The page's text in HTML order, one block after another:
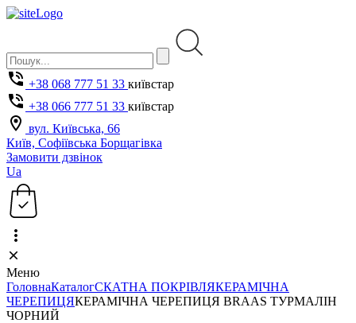
+38 068 777 51 33 київстар
+38 066 777 51 33 київстар
вул. Київська, 66
Київ, Софіївська Борщагівка
Замовити дзвінок
Ua
Меню
ГоловнаКаталогСКАТНА ПОКРІВЛЯКЕРАМІЧНА
ЧЕРЕПИЦЯКЕРАМІЧНА ЧЕРЕПИЦЯ BRAAS ТУРМАЛІН
ЧОРНИЙ